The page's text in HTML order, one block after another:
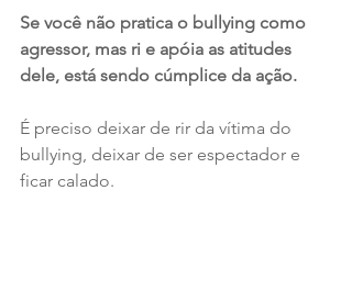
Se você não pratica o bullying como
agressor, mas ri e apóia as atitudes
dele, está sendo cúmplice da ação.
É preciso deixar de rir da vítima do
bullying, deixar de ser espectador e
ficar calado.